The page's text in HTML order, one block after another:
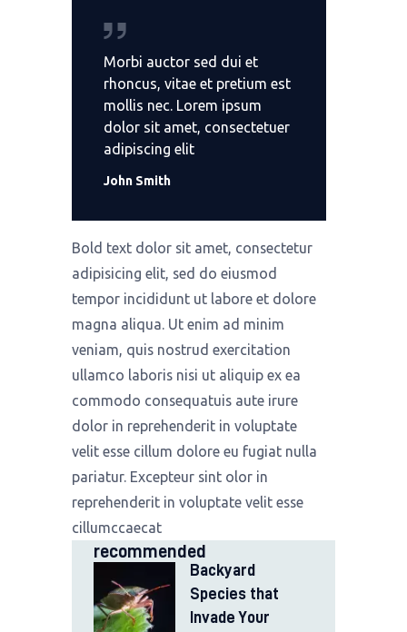
Morbi auctor sed dui et
rhoncus, vitae et pretium est
mollis nec. Lorem ipsum
dolor sit amet, consectetuer
adipiscing elit
John Smith
Bold text dolor sit amet, consectetur
adipisicing elit, sed do eiusmod
tempor incididunt ut labore et dolore
magna aliqua. Ut enim ad minim
veniam, quis nostrud exercitation
ullamco laboris nisi ut aliquip ex ea
commodo consequatuis aute irure
dolor in reprehenderit in voluptate
velit esse cillum dolore eu fugiat nulla
pariatur. Excepteur sint olor in
reprehenderit in voluptate velit esse
cillumccaecat
recommended
Backyard
Species that
Invade Your